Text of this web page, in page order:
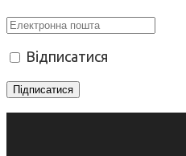
Відписатися